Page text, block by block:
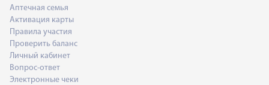
Аптечная семья
Активация карты
Правила участия
Проверить баланс
Личный кабинет
Вопрос-ответ
Электронные чеки